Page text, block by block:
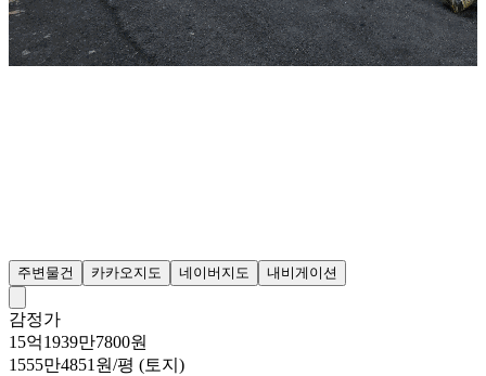
주변물건 카카오지도 네이버지도 내비게이션
감정가
15억1939만7800원
1555만4851원/평 (토지)